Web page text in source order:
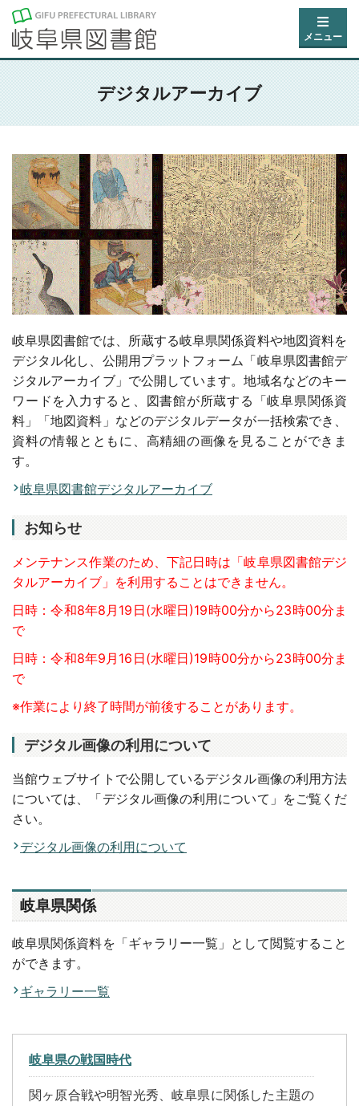
メニュー
デジタルアーカイブ
岐阜県図書館では、所蔵する岐阜県関係資料や地図資料を
デジタル化し、公開用プラットフォーム「岐阜県図書館デ
ジタルアーカイブ」で公開しています。地域名などのキー
ワードを入力すると、図書館が所蔵する「岐阜県関係資
料」「地図資料」などのデジタルデータが一括検索でき、
資料の情報とともに、高精細の画像を見ることができま
す。
岐阜県図書館デジタルアーカイブ
お知らせ
メンテナンス作業のため、下記日時は「岐阜県図書館デジ
タルアーカイブ」を利用することはできません。
日時：令和8年8月19日(水曜日)19時00分から23時00分ま
で
日時：令和8年9月16日(水曜日)19時00分から23時00分ま
で
※作業により終了時間が前後することがあります。
デジタル画像の利用について
当館ウェブサイトで公開しているデジタル画像の利用方法
については、「デジタル画像の利用について」をご覧くだ
さい。
デジタル画像の利用について
岐阜県関係
岐阜県関係資料を「ギャラリー一覧」として閲覧すること
ができます。
ギャラリー一覧
岐阜県の戦国時代
関ヶ原合戦や明智光秀、岐阜県に関係した主題の